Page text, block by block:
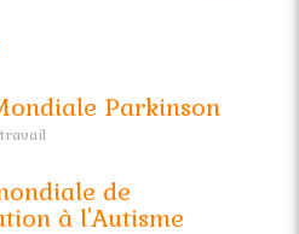
Parkinson
de
à l'Autisme